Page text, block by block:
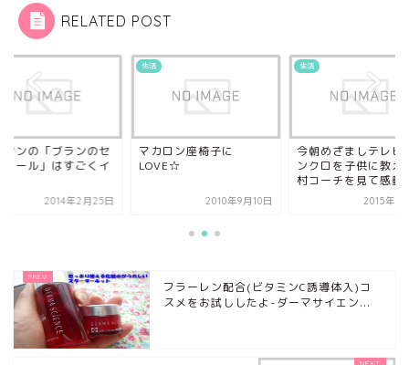
RELATED POST
ソンの「ブランのセ
ロール」はすごくイ
2014年2月25日
生活
マカロン座椅子に
LOVE☆
2010年9月10日
生活
今朝めざましテレビ
ンクロを子供に教え
村コーチを見て感
2015年8
フラーレン配合(ビタミンC誘導体入)コ
スメをお試ししたよ-ダーマサイエン...